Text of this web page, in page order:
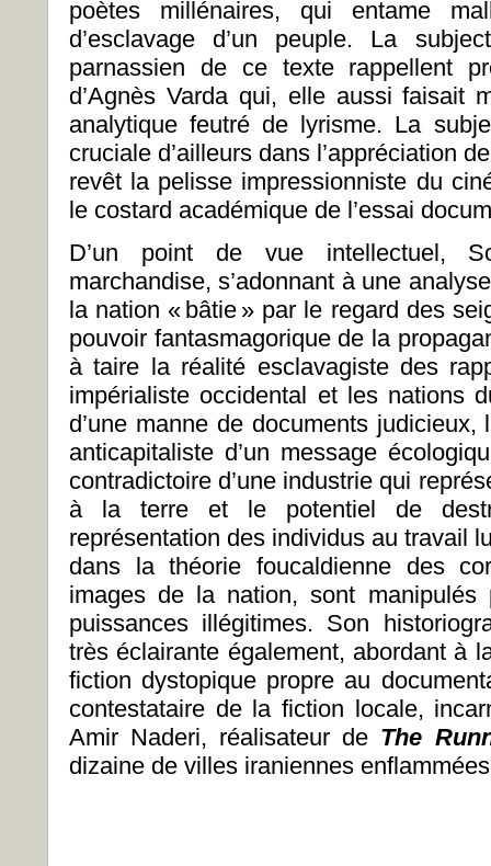
poètes millénaires, qui entame
d’esclavage d’un peuple. La
parnassien de ce texte rappellent
d’Agnès Varda qui, elle aussi faisait
analytique feutré de lyrisme. La
cruciale d’ailleurs dans l’appréciation
revêt la pelisse impressionniste du
le costard académique de l’essai
D’un point de vue intellectuel,
marchandise, s’adonnant à une
la nation « bâtie » par le regard des
pouvoir fantasmagorique de la
à taire la réalité esclavagiste des
impérialiste occidental et les nations
d’une manne de documents judicieux,
anticapitaliste d’un message
contradictoire d’une industrie qui
à la terre et le potentiel de
représentation des individus au travail
dans la théorie foucaldienne des
images de la nation, sont
puissances illégitimes. Son
très éclairante également, abordant à
fiction dystopique propre au
contestataire de la fiction locale,
Amir Naderi, réalisateur de The
dizaine de villes iraniennes